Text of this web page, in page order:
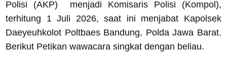
Polisi (AKP) menjadi Komisaris Polisi (Kompol),
terhitung 1 Juli 2026, saat ini menjabat Kapolsek
Daeyeuhkolot Poltbaes Bandung, Polda Jawa Barat.
Berikut Petikan wawacara singkat dengan beliau.